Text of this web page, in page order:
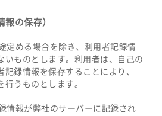
報の保存）
定める場合を除き、利用者記録情
いものとします。利用者は、自己の
記録情報を保存することにより、
行うものとします。
情報が弊社のサーバーに記録され